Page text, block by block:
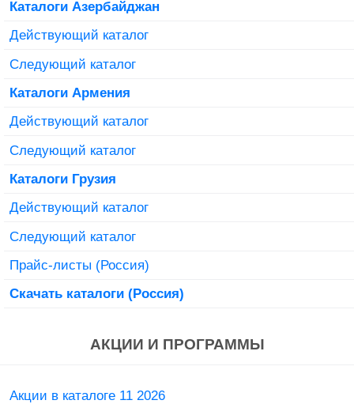
Каталоги Азербайджан
Действующий каталог
Следующий каталог
Каталоги Армения
Действующий каталог
Следующий каталог
Каталоги Грузия
Действующий каталог
Следующий каталог
Прайс-листы (Россия)
Скачать каталоги (Россия)
АКЦИИ И ПРОГРАММЫ
Акции в каталоге 11 2026